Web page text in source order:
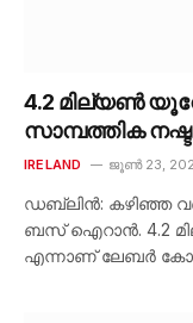
4.2 മില്യൺ
സാമ്പത്തിക
IRELAND ജൂൺ 23,
ഡബ്ലിൻ: കഴിഞ്ഞ
ബസ് ഐറാൻ. 4.2
എന്നാണ് ലേബർ